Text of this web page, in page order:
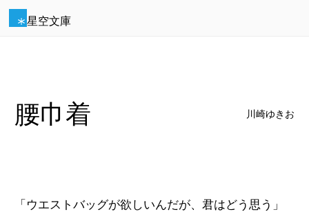
星空文庫
腰巾着 川崎ゆきお
「ウエストバッグが欲しいんだが、君はどう思う」